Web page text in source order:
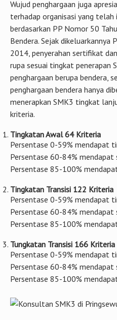
sebab semakin tinggi tingkat
persyaratan yang harusperlu di
itu juga berkaitan dengan
perusahaan.
Penghargaan dari
Wujud penghargaan juga
terhadap organisasi yang telah
berdasarkan PP Nomor 50
Bendera. Sejak dikeluarkannya
2014, penyerahan sertifikat
rupa sesuai tingkat penerapan
penghargaan bendera hanya
menerapkan SMK3 tingkat
kriteria.
Persentase 0-59% mendapat
Persentase 60-84% mendapat
Persentase 85-100%
Persentase 0-59% mendapat